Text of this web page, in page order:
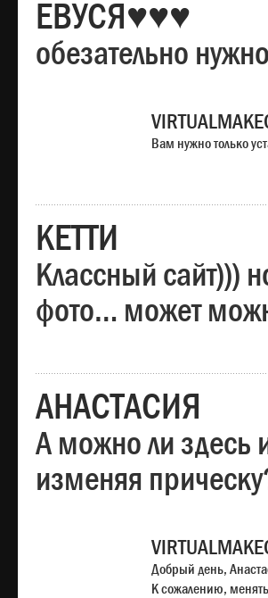
ЕВУСЯ♥♥♥
обезательно
Вам нужно только
КЕТТИ
Классный сайт)))
фото… может
АНАСТАСИЯ
А можно ли здесь
изменяя
Добрый день,
К сожалению,